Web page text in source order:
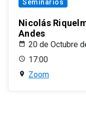
Seminarios
Nicolás
Andes
20 de Octubre
17:00
Zoom